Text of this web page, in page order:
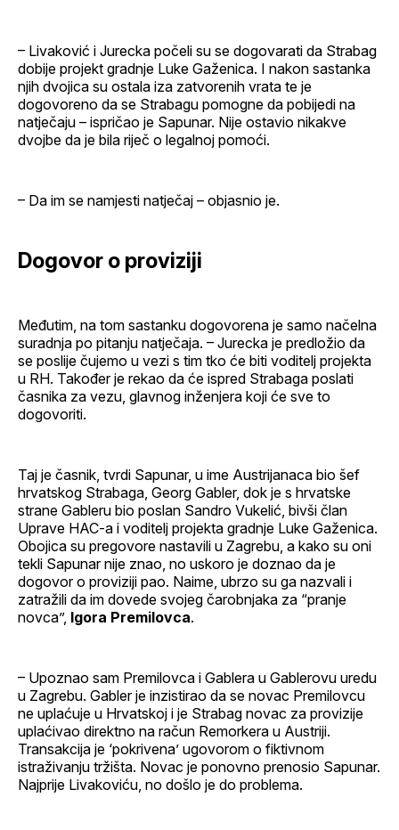
– Livaković i Jurecka počeli su se dogovarati da Strabag
dobije projekt gradnje Luke Gaženica. I nakon sastanka
njih dvojica su ostala iza zatvorenih vrata te je
dogovoreno da se Strabagu pomogne da pobijedi na
natječaju – ispričao je Sapunar. Nije ostavio nikakve
dvojbe da je bila riječ o legalnoj pomoći.
– Da im se namjesti natječaj – objasnio je.
Dogovor o proviziji
Međutim, na tom sastanku dogovorena je samo načelna
suradnja po pitanju natječaja. – Jurecka je predložio da
se poslije čujemo u vezi s tim tko će biti voditelj projekta
u RH. Također je rekao da će ispred Strabaga poslati
časnika za vezu, glavnog inženjera koji će sve to
dogovoriti.
Taj je časnik, tvrdi Sapunar, u ime Austrijanaca bio šef
hrvatskog Strabaga, Georg Gabler, dok je s hrvatske
strane Gableru bio poslan Sandro Vukelić, bivši član
Uprave HAC-a i voditelj projekta gradnje Luke Gaženica.
Obojica su pregovore nastavili u Zagrebu, a kako su oni
tekli Sapunar nije znao, no uskoro je doznao da je
dogovor o proviziji pao. Naime, ubrzo su ga nazvali i
zatražili da im dovede svojeg čarobnjaka za “pranje
novca”, Igora Premilovca.
– Upoznao sam Premilovca i Gablera u Gablerovu uredu
u Zagrebu. Gabler je inzistirao da se novac Premilovcu
ne uplaćuje u Hrvatskoj i je Strabag novac za provizije
uplaćivao direktno na račun Remorkera u Austriji.
Transakcija je ‘pokrivena’ ugovorom o fiktivnom
istraživanju tržišta. Novac je ponovno prenosio Sapunar.
Najprije Livakoviću, no došlo je do problema.